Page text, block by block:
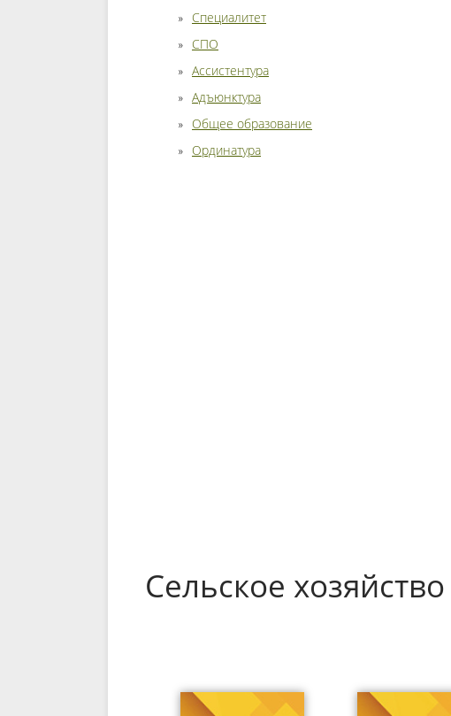
Специалитет
СПО
Ассистентура
Адъюнктура
Общее образование
Ординатура
Сельское хозяйство